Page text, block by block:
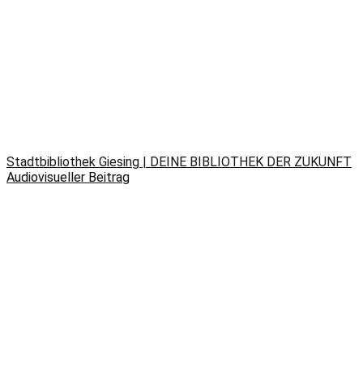
Stadtbibliothek Giesing | DEINE BIBLIOTHEK DER ZUKUNFT
Audiovisueller Beitrag